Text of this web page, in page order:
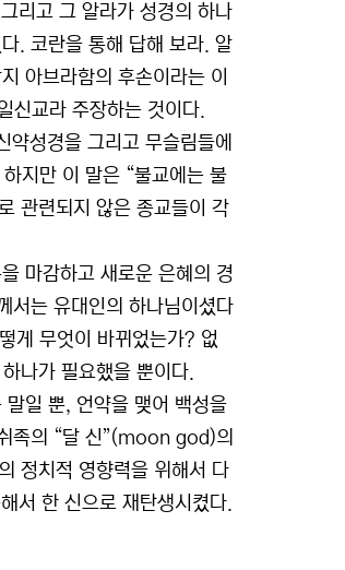
리고 그 알라가 성경의 하나
. 코란을 통해 답해 보라. 알
아브라함의 후손이라는 이
신교라 주장하는 것이다.
성경을 그리고 무슬림들에
지만 이 말은 “불교에는 불
관련되지 않은 종교들이 각
마감하고 새로운 은혜의 경
서는 유대인의 하나님이셨다
게 무엇이 바뀌었는가? 없
나가 필요했을 뿐이다.
일 뿐, 언약을 맺어 백성을
족의 “달 신”(moon god)의
정치적 영향력을 위해서 다
서 한 신으로 재탄생시켰다.